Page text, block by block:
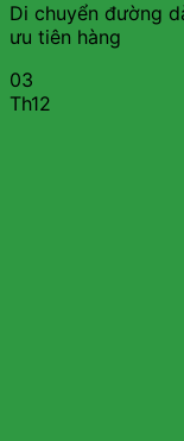
Di chuyển đường
ưu tiên hàng
03
Th12